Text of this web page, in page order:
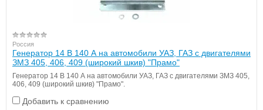
Россия
Генератор 14 В 140 А на автомобили УАЗ, ГАЗ с двигателями
ЗМЗ 405, 406, 409 (широкий шкив) "Прамо"
Генератор 14 В 140 А на автомобили УАЗ, ГАЗ с двигателями ЗМЗ 405,
406, 409 (широкий шкив) "Прамо".
Добавить к сравнению